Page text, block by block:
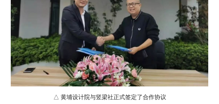
△ 黄埔设计院与竖梁社正式签定了合作协议